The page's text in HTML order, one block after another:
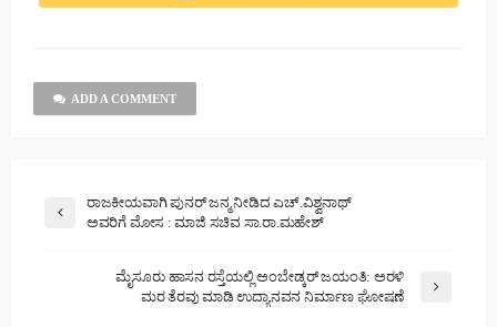
ADD A COMMENT
ರಾಜಕೀಯವಾಗಿ ಪುನರ್ ಜನ್ಮ ನೀಡಿದ ಎಚ್.ವಿಶ್ವನಾಥ್
ಅವರಿಗೆ ಮೋಸ : ಮಾಜಿ ಸಚಿವ ಸಾ.ರಾ.ಮಹೇಶ್
ಮೈಸೂರು ಹಾಸನ ರಸ್ತೆಯಲ್ಲಿ ಅಂಬೇಡ್ಕರ್ ಜಯಂತಿ: ಅರಳಿ
ಮರ ತೆರವು ಮಾಡಿ ಉದ್ಯಾನವನ ನಿರ್ಮಾಣ ಘೋಷಣೆ